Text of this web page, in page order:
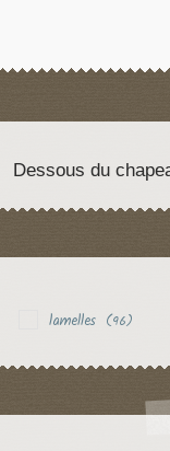
Dessous du
lamelles (96)